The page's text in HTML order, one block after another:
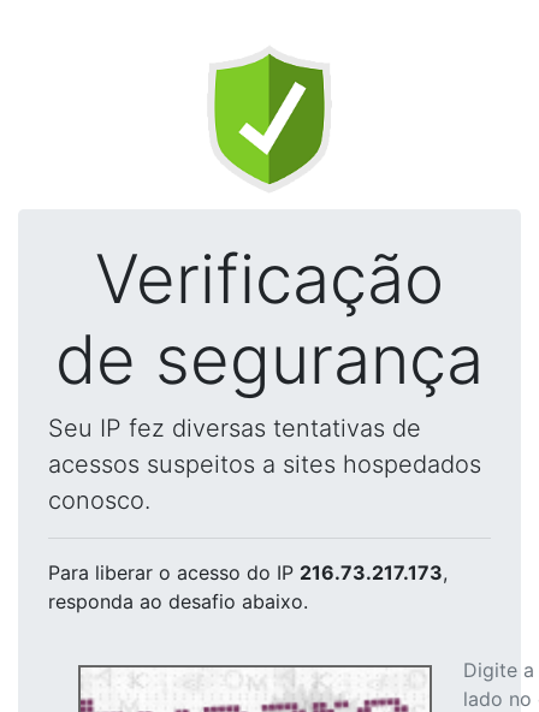
Verificação
de segurança
Seu IP fez diversas tentativas de
acessos suspeitos a sites hospedados
conosco.
Para liberar o acesso do IP 216.73.217.173,
responda ao desafio abaixo.
Digite
lado no